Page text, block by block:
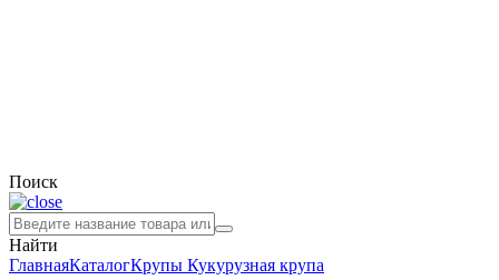
Поиск
Найти
ГлавнаяКаталогКрупы Кукурузная крупа